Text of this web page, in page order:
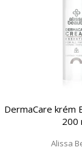
DermaCare krém
200
Alissa